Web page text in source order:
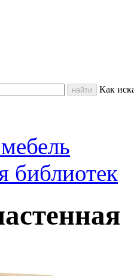
Как
библиотек